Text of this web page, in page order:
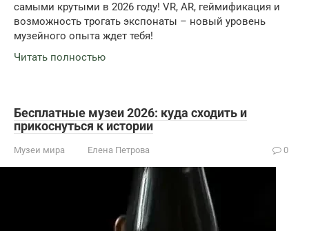
самыми крутыми в 2026 году! VR, AR, геймификация и
возможность трогать экспонаты – новый уровень
музейного опыта ждет тебя!
Читать полностью
Бесплатные музеи 2026: куда сходить и
прикоснуться к истории
Музеи мира Елена Петрова 0